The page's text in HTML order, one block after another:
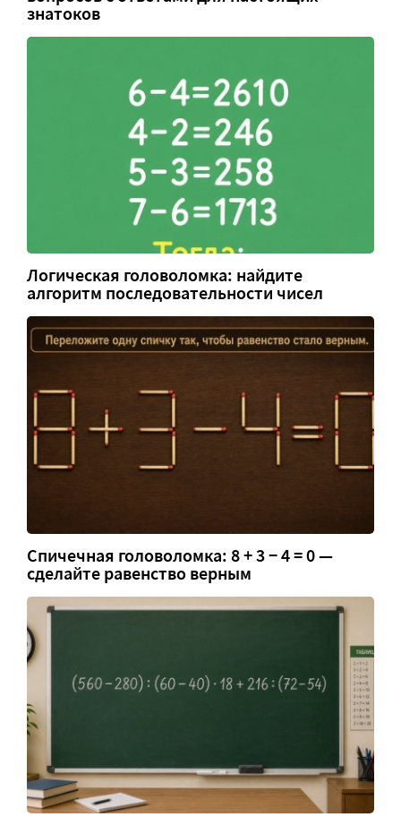
знатоков
Логическая головоломка: найдите
алгоритм последовательности чисел
Спичечная головоломка: 8 + 3 − 4 = 0 —
сделайте равенство верным